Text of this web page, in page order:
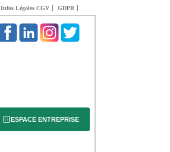
Infos Légales CGV GDPR
ESPACE ENTREPRISE